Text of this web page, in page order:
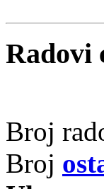
Radovi
Broj
Broj